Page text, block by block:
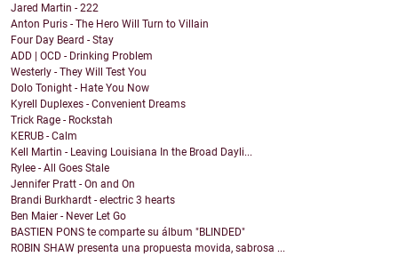
Jared Martin - 222
Anton Puris - The Hero Will Turn to Villain
Four Day Beard - Stay
ADD | OCD - Drinking Problem
Westerly - They Will Test You
Dolo Tonight - Hate You Now
Kyrell Duplexes - Convenient Dreams
Trick Rage - Rockstah
KERUB - Calm
Kell Martin - Leaving Louisiana In the Broad Dayli...
Rylee - All Goes Stale
Jennifer Pratt - On and On
Brandi Burkhardt - electric 3 hearts
Ben Maier - Never Let Go
BASTIEN PONS te comparte su álbum "BLINDED"
ROBIN SHAW presenta una propuesta movida, sabrosa ...